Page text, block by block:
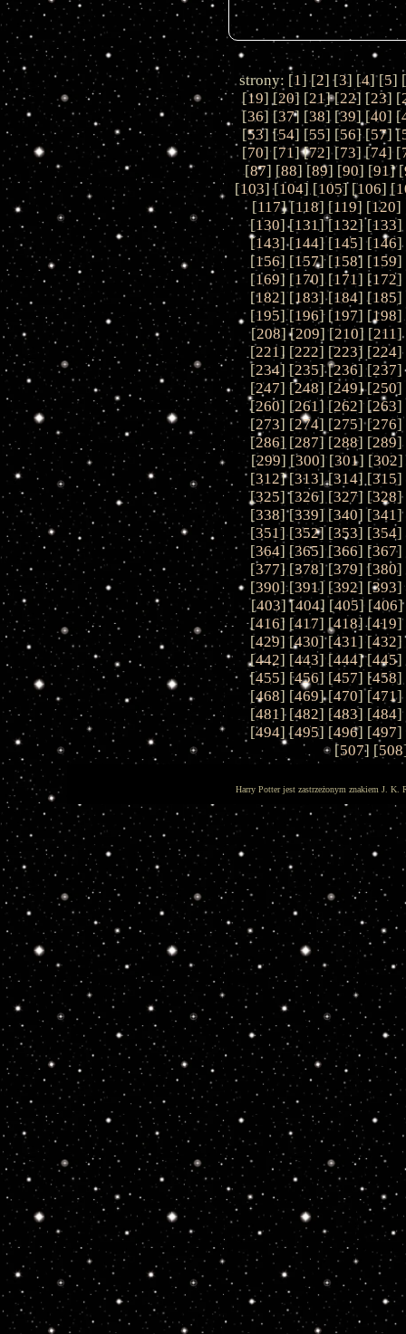
strony: [1] [2] [3] [4] [5] [
[19] [20] [21] [22] [23] [
[36] [37] [38] [39] [40] [
[53] [54] [55] [56] [57] [
[70] [71] [72] [73] [74] [
[87] [88] [89] [90] [91] [
[103] [104] [105] [106] [
[117] [118] [119] [120]
[130] [131] [132] [133]
[143] [144] [145] [146]
[156] [157] [158] [159]
[169] [170] [171] [172]
[182] [183] [184] [185]
[195] [196] [197] [198]
[208] [209] [210] [211]
[221] [222] [223] [224]
[234] [235] [236] [237]
[247] [248] [249] [250]
[260] [261] [262] [263]
[273] [274] [275] [276]
[286] [287] [288] [289]
[299] [300] [301] [302]
[312] [313] [314] [315]
[325] [326] [327] [328]
[338] [339] [340] [341]
[351] [352] [353] [354]
[364] [365] [366] [367]
[377] [378] [379] [380]
[390] [391] [392] [393]
[403] [404] [405] [406]
[416] [417] [418] [419]
[429] [430] [431] [432]
[442] [443] [444] [445]
[455] [456] [457] [458]
[468] [469] [470] [471]
[481] [482] [483] [484]
[494] [495] [496] [497]
[507] [508
Harry Potter jest zastrzeżonym znakiem J. K.